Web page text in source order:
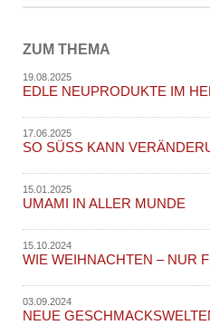
ZUM THEMA
19.08.2025
EDLE NEUPRODUKTE IM
17.06.2025
SO SÜSS KANN
15.01.2025
UMAMI IN ALLER MUNDE
15.10.2024
WIE WEIHNACHTEN – NUR
03.09.2024
NEUE